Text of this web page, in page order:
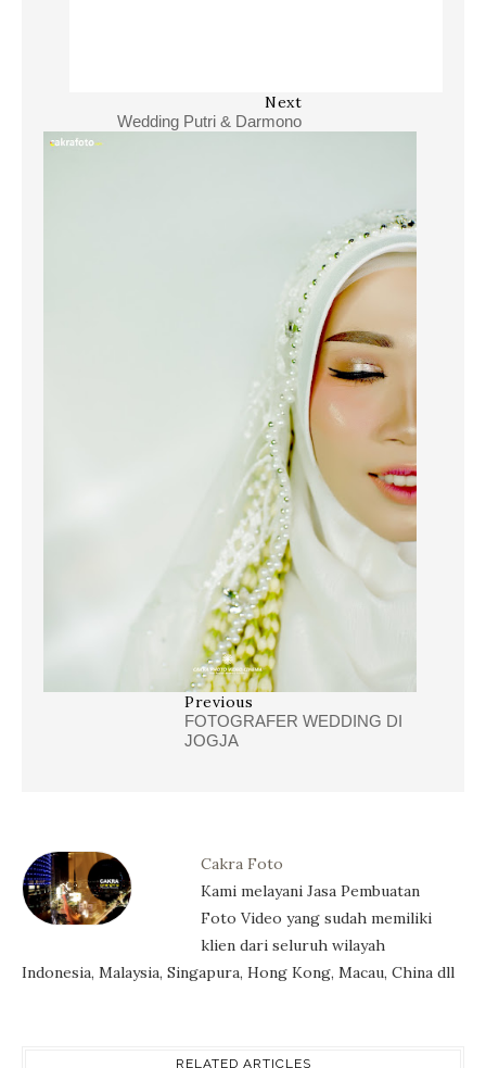
Next
Wedding Putri & Darmono
Previous
FOTOGRAFER WEDDING DI
JOGJA
Cakra Foto
Kami melayani Jasa Pembuatan
Foto Video yang sudah memiliki
klien dari seluruh wilayah
Indonesia, Malaysia, Singapura, Hong Kong, Macau, China dll
RELATED ARTICLES